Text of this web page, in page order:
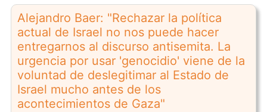
Alejandro Baer: "Rechazar la política
actual de Israel no nos puede hacer
entregarnos al discurso antisemita. La
urgencia por usar 'genocidio' viene de la
voluntad de deslegitimar al Estado de
Israel mucho antes de los
acontecimientos de Gaza"